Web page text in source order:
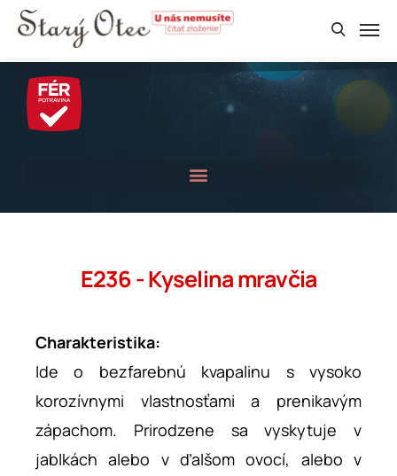
E236 - Kyselina mravčia
Charakteristika:
Ide o bezfarebnú kvapalinu s vysoko
korozívnymi vlastnosťami a prenikavým
zápachom. Prirodzene sa vyskytuje v
jablkách alebo v ďalšom ovocí, alebo v